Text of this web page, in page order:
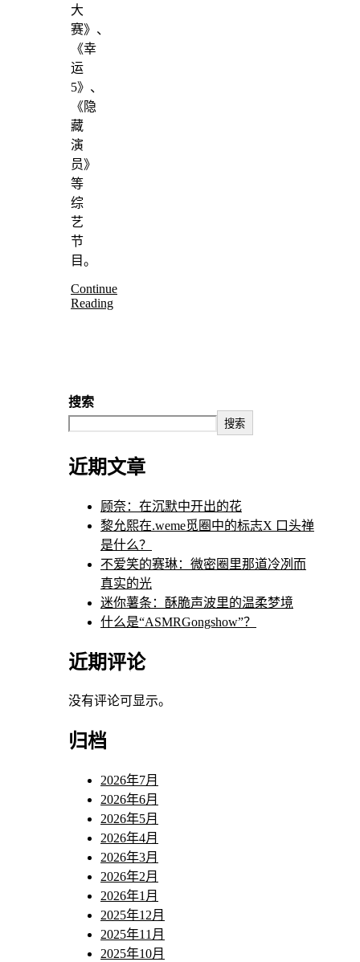
大
赛》、
《幸
运
5》、
《隐
藏
演
员》
等
综
艺
节
目。
Continue
Reading
搜索
搜索
近期文章
顾奈：在沉默中开出的花
黎允熙在.weme觅圈中的标志X 口头禅
是什么？
不爱笑的赛琳：微密圈里那道冷冽而
真实的光
迷你薯条：酥脆声波里的温柔梦境
什么是“ASMRGongshow”？
近期评论
没有评论可显示。
归档
2026年7月
2026年6月
2026年5月
2026年4月
2026年3月
2026年2月
2026年1月
2025年12月
2025年11月
2025年10月